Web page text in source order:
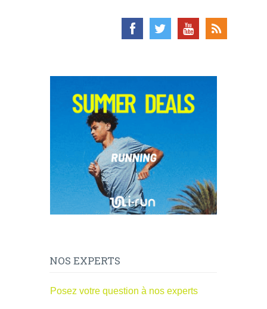
NOS EXPERTS
Posez votre question à nos experts